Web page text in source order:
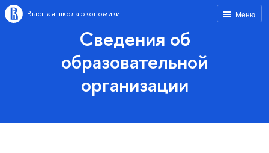
Меню
Высшая школа экономики
Сведения об
образовательной
организации